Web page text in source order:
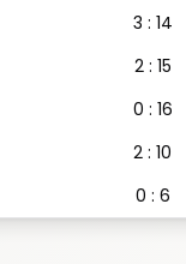
3 : 14
2 : 15
0 : 16
2 : 10
0 : 6